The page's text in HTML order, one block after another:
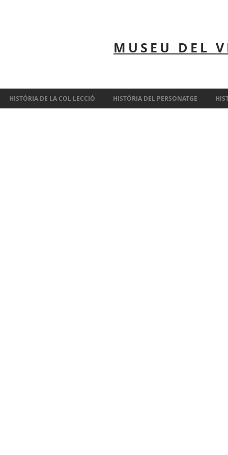
MUSEU DEL
HISTÒRIA DE LA COL·LECCIÓ HISTÒRIA DEL PERSONATGE